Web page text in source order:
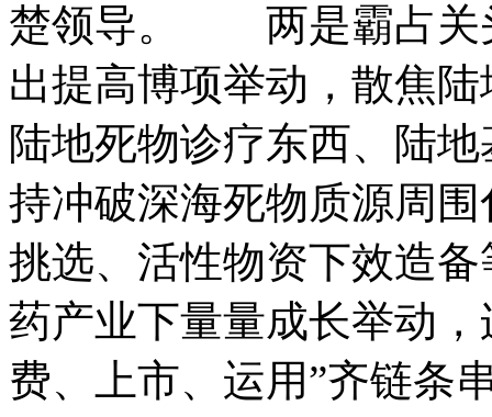
楚领导。 两是霸占关
出提高博项举动，散焦
陆地死物诊疗东西、陆
持冲破深海死物质源周
挑选、活性物资下效造
药产业下量量成长举动
费、上市、运用”齐链条